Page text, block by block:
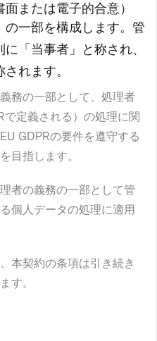
または電子的合意）
の一部を構成します。管
「 当事者 」と称され、
されます。
務の一部として、処理者
で定義される）の処理に関
GDPRの要件を遵守する
目指します。
者の義務の一部として管
個人データの処理に適用
本契約の条項は引き続き
す。